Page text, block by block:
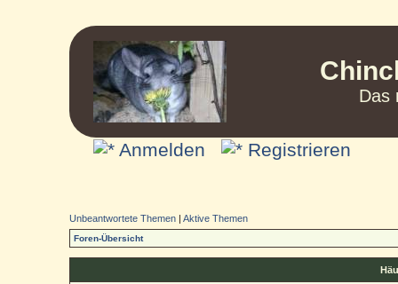
Das
Anmelden Registrieren
Unbeantwortete Themen |Aktive Themen
Foren-Übersicht